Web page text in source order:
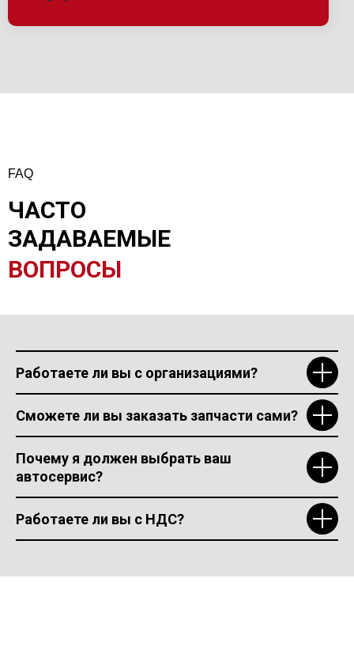
FAQ
ВОПРОСЫ
ЧАСТО
ЗАДАВАЕМЫЕ
Работаете ли вы с организациями?
Сможете ли вы заказать запчасти сами?
Почему я должен выбрать ваш
автосервис?
Работаете ли вы с НДС?